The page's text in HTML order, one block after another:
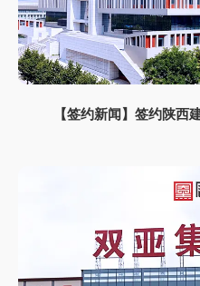
【签约新闻】签约陕西